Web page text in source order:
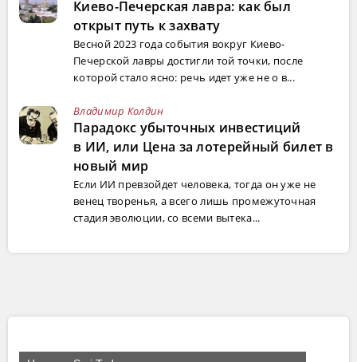
Киево-Печерская лавра: как был
открыт путь к захвату
Весной 2023 года события вокруг Киево-
Печерской лавры достигли той точки, после
которой стало ясно: речь идет уже не о в...
Владимир Колдин
Парадокс убыточных инвестиций
в ИИ, или Цена за лотерейный билет в
новый мир
Если ИИ превзойдет человека, тогда он уже не
венец творенья, а всего лишь промежуточная
стадия эволюции, со всеми вытека...